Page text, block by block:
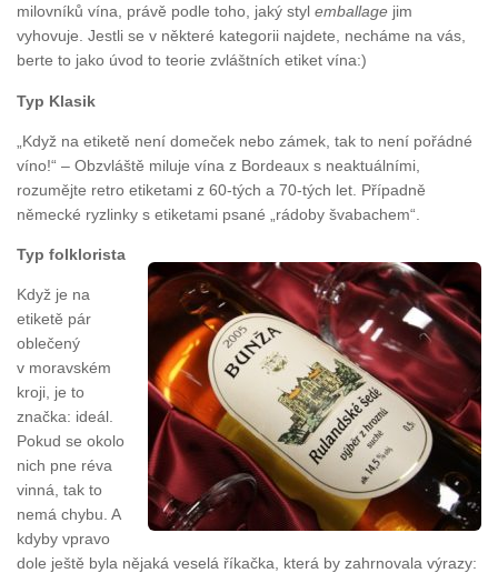
milovníků vína, právě podle toho, jaký styl emballage jim
vyhovuje. Jestli se v některé kategorii najdete, necháme na vás,
berte to jako úvod to teorie zvláštních etiket vína:)
Typ Klasik
„Když na etiketě není domeček nebo zámek, tak to není pořádné
víno!“ – Obzvláště miluje vína z Bordeaux s neaktuálními,
rozumějte retro etiketami z 60-tých a 70-tých let. Případně
německé ryzlinky s etiketami psané „rádoby švabachem“.
Typ folklorista
Když je na
etiketě pár
oblečený
v moravském
kroji, je to
značka: ideál.
Pokud se okolo
nich pne réva
vinná, tak to
nemá chybu. A
kdyby vpravo
dole ještě byla nějaká veselá říkačka, která by zahrnovala výrazy: